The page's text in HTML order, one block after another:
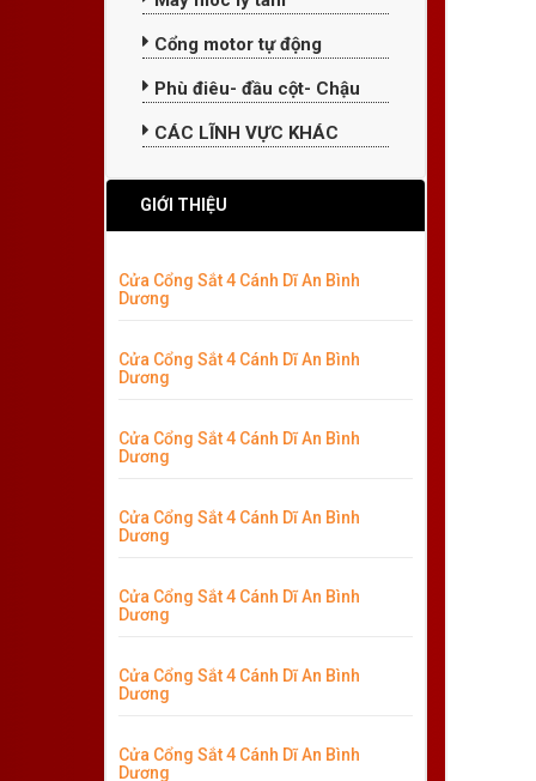
Cổng motor tự động
Phù điêu- đầu cột- Chậu
CÁC LĨNH VỰC KHÁC
GIỚI THIỆU
Cửa Cổng Sắt 4 Cánh Dĩ An Bình
Dương
Cửa Cổng Sắt 4 Cánh Dĩ An Bình
Dương
Cửa Cổng Sắt 4 Cánh Dĩ An Bình
Dương
Cửa Cổng Sắt 4 Cánh Dĩ An Bình
Dương
Cửa Cổng Sắt 4 Cánh Dĩ An Bình
Dương
Cửa Cổng Sắt 4 Cánh Dĩ An Bình
Dương
Cửa Cổng Sắt 4 Cánh Dĩ An Bình
Dương